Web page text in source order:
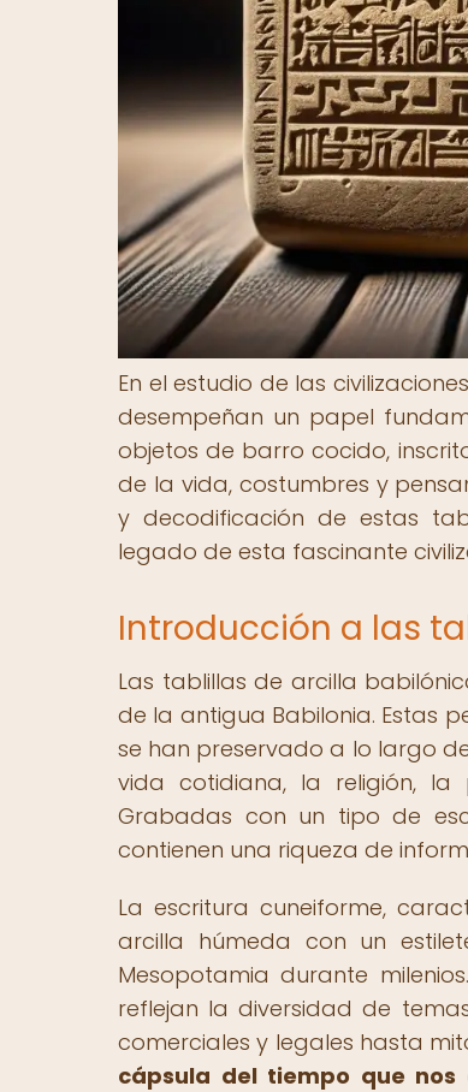
En el estudio de las
desempeñan un papel
objetos de barro cocido,
de la vida, costumbres y
y decodificación de estas
legado de esta fascinante
Introducción a las
Las tablillas de arcilla
de la antigua Babilonia. Estas
se han preservado a lo largo
vida cotidiana, la religión, la
Grabadas con un tipo de
contienen una riqueza de
La escritura cuneiforme,
arcilla húmeda con un
Mesopotamia durante
reflejan la diversidad de
comerciales y legales hasta
cápsula del tiempo que